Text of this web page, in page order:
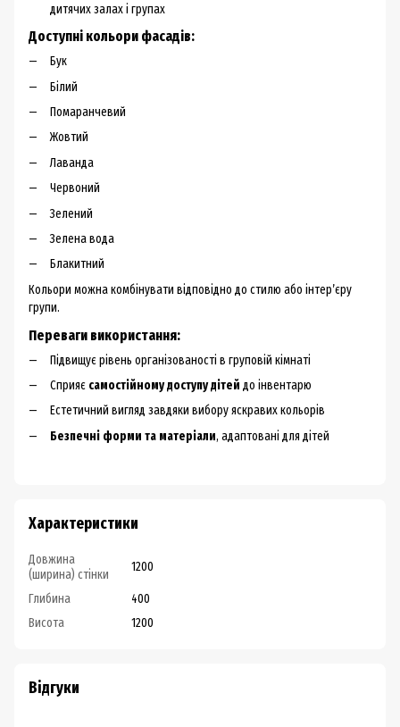
дитячих залах і групах
Доступні кольори фасадів:
Бук
Білий
Помаранчевий
Жовтий
Лаванда
Червоний
Зелений
Зелена вода
Блакитний
Кольори можна комбінувати відповідно до стилю або інтер’єру
групи.
Переваги використання:
Підвищує рівень організованості в груповій кімнаті
Сприяє самостійному доступу дітей до інвентарю
Естетичний вигляд завдяки вибору яскравих кольорів
Безпечні форми та матеріали, адаптовані для дітей
Характеристики
Довжина
(ширина) стінки
1200
Глибина
400
Висота
1200
Відгуки